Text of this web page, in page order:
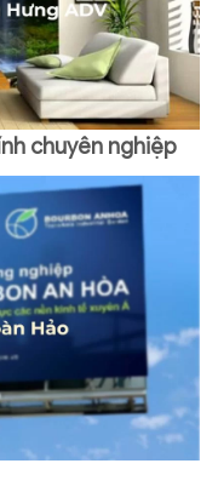
chuyên nghiệp